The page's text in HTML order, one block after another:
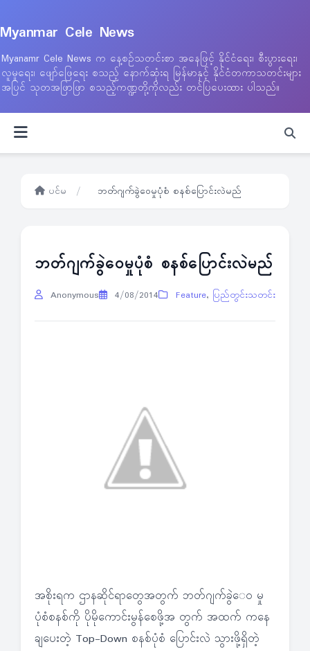
Myanmar Cele News
Myanamr Cele News က နေ့စဉ်သတင်းစာ အနေဖြင့် နိုင်ငံရေး၊ စီးပွားရေး၊
လူမှုရေး၊ ဖျော်ဖြေရေး စသည့် နောက်ဆုံးရ မြန်မာနှင့် နိုင်ငံတကာသတင်းများ
အပြင် သုတအဖြာဖြာ စသည့်ကဏ္ဍတို့ကိုလည်း တင်ပြပေးထား ပါသည်။
ပင်မ / ဘတ်ဂျက်ခွဲဝေမှုပုံစံ စနစ်ပြောင်းလဲမည်
ဘတ်ဂျက်ခွဲဝေမှုပုံစံ စနစ်ပြောင်းလဲမည်
Anonymous 4/08/2014 Feature, ပြည်တွင်းသတင်း
အစိုးရက ဌာနဆိုင်ရာတွေအတွက် ဘတ်ဂျက်ခွဲေ၀ မှု
ပုံစံစနစ်ကို ပိုမိုကောင်းမွန်စေဖို့အ တွက် အထက် ကနေ
ချပေးတဲ့ Top-Down စနစ်ပုံစံ ပြောင်းလဲ သွားဖို့ရှိတဲ့